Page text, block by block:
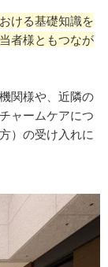
ける基礎知識を
者様ともつなが
関様や、近隣の
ャームケアにつ
）の受け入れに